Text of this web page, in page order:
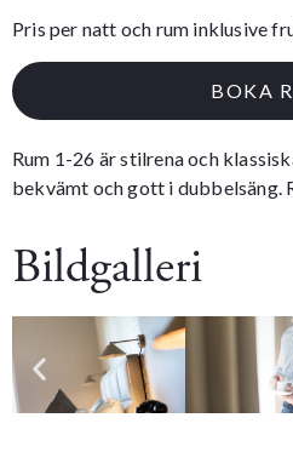
Pris per natt och rum inklusive
BOKA
Rum 1-26 är stilrena och
bekvämt och gott i dubbelsäng.
Bildgalleri